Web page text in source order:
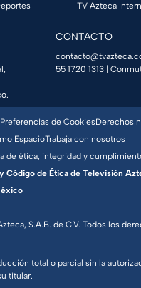
TV Azteca
CONTACTO
55 1720 1313 |
S.A.B. de C.V. Todos los
total o parcial sin la
titular.
Preferencias de CookiesDerechos
EspacioTrabaja con nosotros
de ética, integridad y
Código de Ética de Televisión